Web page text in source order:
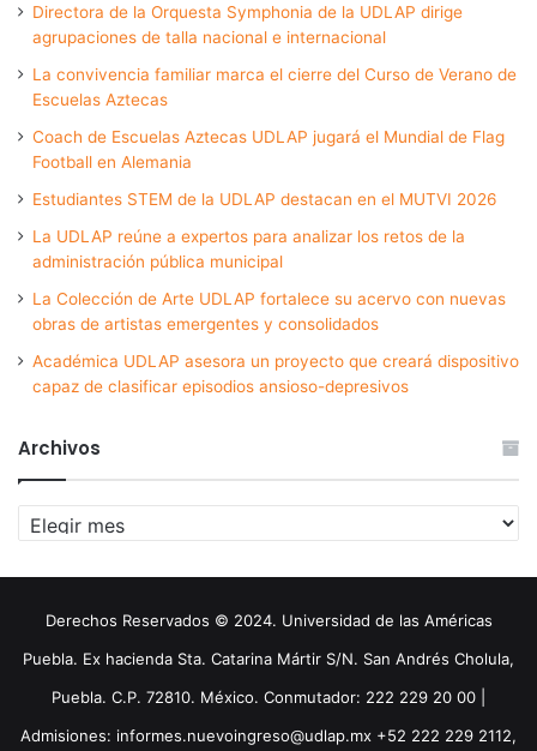
Directora de la Orquesta Symphonia de la UDLAP dirige
agrupaciones de talla nacional e internacional
La convivencia familiar marca el cierre del Curso de Verano de
Escuelas Aztecas
Coach de Escuelas Aztecas UDLAP jugará el Mundial de Flag
Football en Alemania
Estudiantes STEM de la UDLAP destacan en el MUTVI 2026
La UDLAP reúne a expertos para analizar los retos de la
administración pública municipal
La Colección de Arte UDLAP fortalece su acervo con nuevas
obras de artistas emergentes y consolidados
Académica UDLAP asesora un proyecto que creará dispositivo
capaz de clasificar episodios ansioso-depresivos
Archivos
Archivos
Derechos Reservados © 2024. Universidad de las Américas
Puebla. Ex hacienda Sta. Catarina Mártir S/N. San Andrés Cholula,
Puebla. C.P. 72810. México. Conmutador: 222 229 20 00 |
Admisiones: informes.nuevoingreso@udlap.mx +52 222 229 2112,